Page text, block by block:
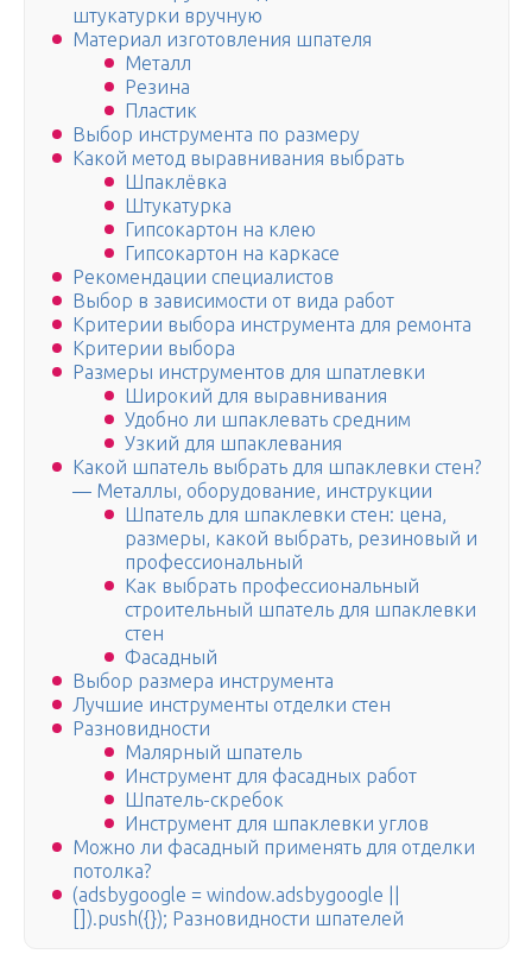
штукатурки вручную
Материал изготовления шпателя
Металл
Резина
Пластик
Выбор инструмента по размеру
Какой метод выравнивания выбрать
Шпаклёвка
Штукатурка
Гипсокартон на клею
Гипсокартон на каркасе
Рекомендации специалистов
Выбор в зависимости от вида работ
Критерии выбора инструмента для ремонта
Критерии выбора
Размеры инструментов для шпатлевки
Широкий для выравнивания
Удобно ли шпаклевать средним
Узкий для шпаклевания
Какой шпатель выбрать для шпаклевки стен?
— Металлы, оборудование, инструкции
Шпатель для шпаклевки стен: цена,
размеры, какой выбрать, резиновый и
профессиональный
Как выбрать профессиональный
строительный шпатель для шпаклевки
стен
Фасадный
Выбор размера инструмента
Лучшие инструменты отделки стен
Разновидности
Малярный шпатель
Инструмент для фасадных работ
Шпатель-скребок
Инструмент для шпаклевки углов
Можно ли фасадный применять для отделки
потолка?
(adsbygoogle = window.adsbygoogle ||
[]).push({}); Разновидности шпателей